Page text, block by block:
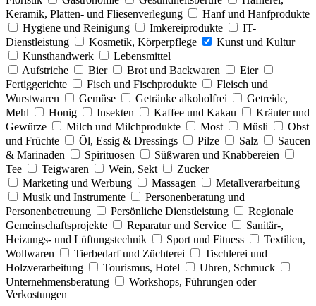
Keramik, Platten- und Fliesenverlegung
Hanf und Hanfprodukte
Hygiene und Reinigung
Imkereiprodukte
IT-
Dienstleistung
Kosmetik, Körperpflege
Kunst und Kultur
Kunsthandwerk
Lebensmittel
Aufstriche
Bier Brot und Backwaren
Eier
Fertiggerichte
Fisch und Fischprodukte
Fleisch und
Wurstwaren
Gemüse Getränke alkoholfrei
Getreide,
Mehl
Honig Insekten Kaffee und Kakau
Kräuter und
Gewürze
Milch und Milchprodukte Most Müsli
Obst
und Früchte
Öl, Essig & Dressings Pilze Salz
Saucen
& Marinaden
Spirituosen
Süßwaren und Knabbereien
Tee
Teigwaren Wein, Sekt
Zucker
Marketing und Werbung
Massagen
Metallverarbeitung
Musik und Instrumente
Personenberatung und
Personenbetreuung
Persönliche Dienstleistung
Regionale
Gemeinschaftsprojekte
Reparatur und Service
Sanitär-,
Heizungs- und Lüftungstechnik
Sport und Fitness
Textilien,
Wollwaren
Tierbedarf und Züchterei
Tischlerei und
Holzverarbeitung
Tourismus, Hotel
Uhren, Schmuck
Unternehmensberatung
Workshops, Führungen oder
Verkostungen